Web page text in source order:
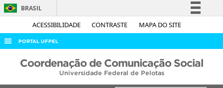
ACESSIBILIDADE CONTRASTE MAPA DO SITE
BRASIL
Simplifique!
Acesso à informação
Legislação
PORTAL UFPEL
ACESSO À INFORMAÇÃO
Coordenação de Comunicação Social
Universidade Federal de Pelotas